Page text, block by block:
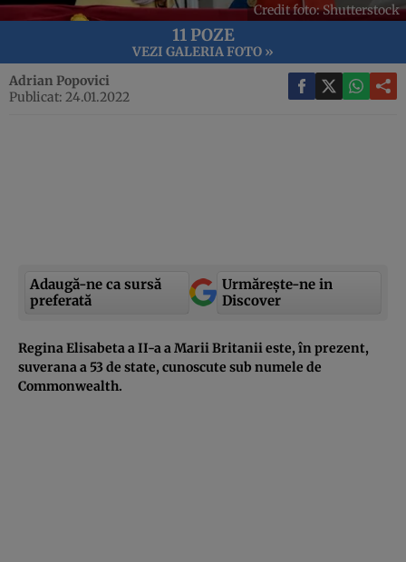
Credit foto: Shutterstock
11 POZE
VEZI GALERIA FOTO »
Adrian Popovici
Publicat: 24.01.2022
Adaugă-ne ca sursă
preferată
Urmărește-ne in
Discover
Regina Elisabeta a II-a a Marii Britanii este, în prezent,
suverana a 53 de state, cunoscute sub numele de
Commonwealth.